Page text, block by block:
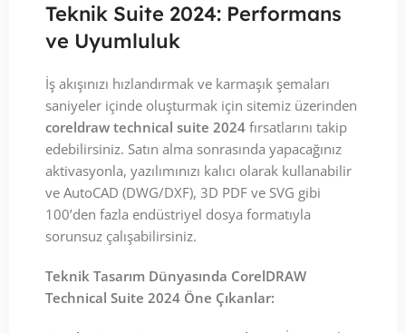
Teknik Suite 2024: Performans
ve Uyumluluk
İş akışınızı hızlandırmak ve karmaşık şemaları
saniyeler içinde oluşturmak için sitemiz üzerinden
coreldraw technical suite 2024 fırsatlarını takip
edebilirsiniz. Satın alma sonrasında yapacağınız
aktivasyonla, yazılımınızı kalıcı olarak kullanabilir
ve AutoCAD (DWG/DXF), 3D PDF ve SVG gibi
100’den fazla endüstriyel dosya formatıyla
sorunsuz çalışabilirsiniz.
Teknik Tasarım Dünyasında CorelDRAW
Technical Suite 2024 Öne Çıkanlar: